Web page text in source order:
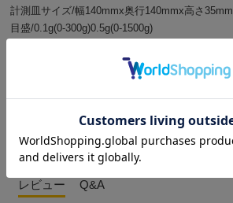
計測皿サイズ/幅140mmx奥行140mmx高さ35mm
目盛/0.1g(0-300g)0.5g(0-1500g)
レビューを書く
レビュー Q&A